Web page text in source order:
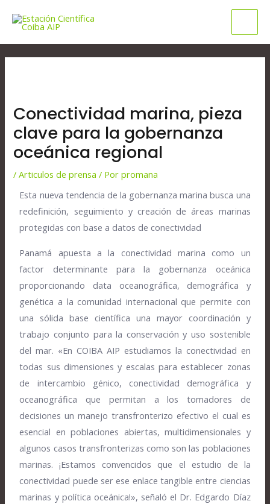
Conectividad marina, pieza
clave para la gobernanza
oceánica regional
/Articulos de prensa / Porpromana
Esta nueva tendencia de la gobernanza marina busca una
redefinición, seguimiento y creación de áreas marinas
protegidas con base a datos de conectividad
Panamá apuesta a la conectividad marina como un
factor determinante para la gobernanza oceánica
proporcionando data oceanográfica, demográfica y
genética a la comunidad internacional que permite con
una sólida base científica una mayor coordinación y
trabajo conjunto para la conservación y uso sostenible
del mar. «En COIBA AIP estudiamos la conectividad en
todas sus dimensiones y escalas para establecer zonas
de intercambio génico, conectividad demográfica y
oceanográfica que permitan a los tomadores de
decisiones un manejo transfronterizo efectivo el cual es
esencial en poblaciones abiertas, multidimensionales y
algunos casos transfronterizas como son las poblaciones
marinas. ¡Estamos convencidos que el estudio de la
conectividad puede ser ese enlace tangible entre ciencias
marinas y política oceánica!», señaló el Dr. Edgardo Díaz